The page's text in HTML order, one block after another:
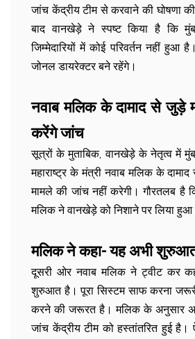
जांच केंद्रीय टीम से करवाने की घोषणा
बाद वानखेड़े ने स्पष्ट किया है कि
जिम्मेदारियों में कोई परिवर्तन नहीं हुआ
जोनल डायरेक्टर बने रहेंगे।
नवाब मलिक के दामाद से जुड़े
करेंगे जांच
सूत्रों के मुताबिक, वानखेड़े के नेतृत्व में
महाराष्ट्र के मंत्री नवाब मलिक के
मामले की जांच नहीं करेगी। गौरतलब
मलिक ने वानखेड़े को निशाने पर लिया हुआ
मलिक ने कहा- यह अभी
दूसरी ओर नवाब मलिक ने ट्वीट कर
शुरुआत है। पूरा सिस्टम साफ करना
करने की जरूरत है। मलिक के अनुसार
जांच केंद्रीय टीम को हस्तांतरित हुई